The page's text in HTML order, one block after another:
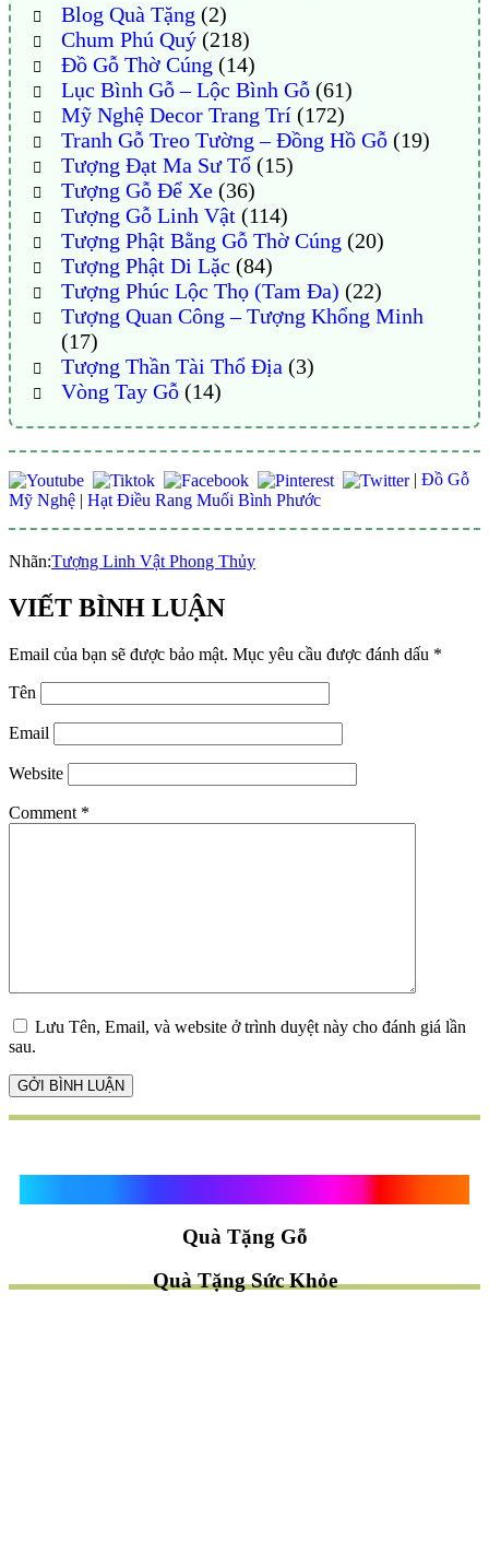
Blog Quà Tặng (2)
Chum Phú Quý(218)
Đồ Gỗ Thờ Cúng (14)
Lục Bình Gỗ – Lộc Bình Gỗ(61)
Mỹ Nghệ Decor Trang Trí(172)
Tranh Gỗ Treo Tường – Đồng Hồ Gỗ(19)
Tượng Đạt Ma Sư Tổ(15)
Tượng Gỗ Để Xe(36)
Tượng Gỗ Linh Vật(114)
Tượng Phật Bằng Gỗ Thờ Cúng (20)
Tượng Phật Di Lặc (84)
Tượng Phúc Lộc Thọ (Tam Đa) (22)
Tượng Quan Công – Tượng Khổng Minh
(17)
Tượng Thần Tài Thổ Địa (3)
Vòng Tay Gỗ(14)
| Đồ Gỗ
Mỹ Nghệ | Hạt Điều Rang Muối Bình Phước
Nhãn:Tượng Linh Vật Phong Thủy
VIẾT BÌNH LUẬN
Email của bạn sẽ được bảo mật. Mục yêu cầu được đánh dấu *
Tên
Email
Website
Comment *
Lưu Tên, Email, và website ở trình duyệt này cho đánh giá lần
sau.
Quà Tặng Gỗ
Quà Tặng Sức Khỏe